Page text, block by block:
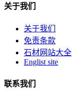
关于我们
关于我们
免责条款
石材网站大全
Englist site
联系我们